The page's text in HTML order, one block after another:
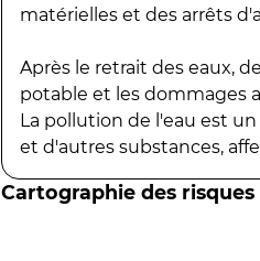
matérielles et des arrêts
Après le retrait des eaux,
potable et les dommages
La pollution de l'eau est
et d'autres substances,
Cartographie des